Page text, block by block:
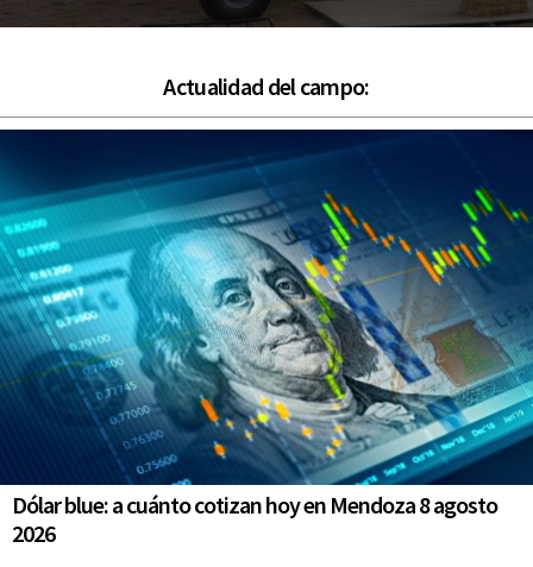
Actualidad del campo:
Dólar blue: a cuánto cotizan hoy en Mendoza 8 agosto
2026